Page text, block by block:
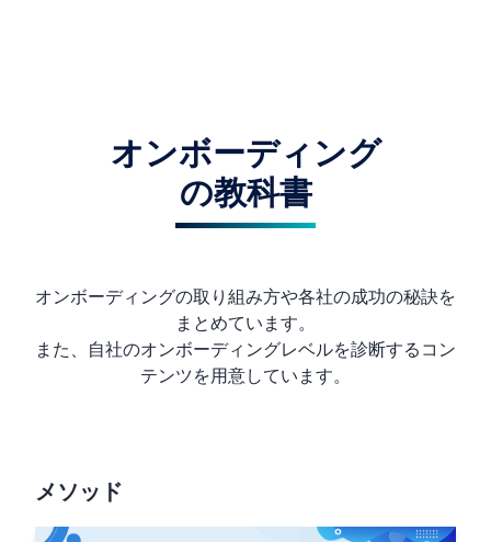
オンボーディング
の教科書
オンボーディングの取り組み方や各社の成功の秘訣を
まとめています。
また、自社のオンボーディングレベルを診断するコン
テンツを用意しています。
メソッド